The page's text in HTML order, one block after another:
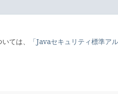
ては、 「Javaセキュリティ標準ア